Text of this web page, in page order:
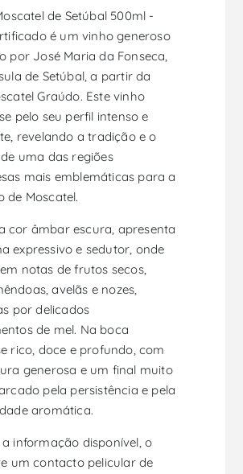
de Setúbal 500ml -
é um vinho generoso
por José Maria da Fonseca,
de Setúbal, a partir da
Graúdo. Este vinho
pelo seu perfil intenso e
revelando a tradição e o
uma das regiões
mais emblemáticas para a
de Moscatel.
cor âmbar escura, apresenta
expressivo e sedutor, onde
notas de frutos secos,
avelãs e nozes,
por delicados
de mel. Na boca
rico, doce e profundo, com
generosa e um final muito
pela persistência e pela
aromática.
informação disponível, o
um contacto pelicular de